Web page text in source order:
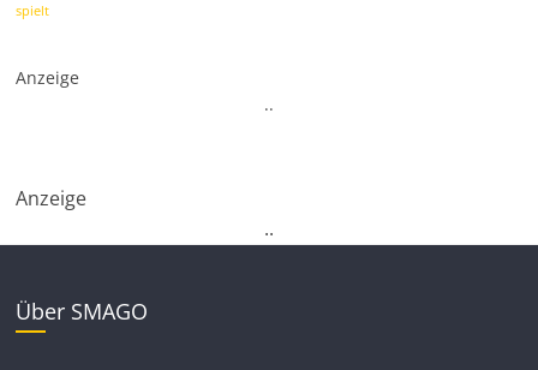
spielt
Anzeige
..
Anzeige
..
Über SMAGO